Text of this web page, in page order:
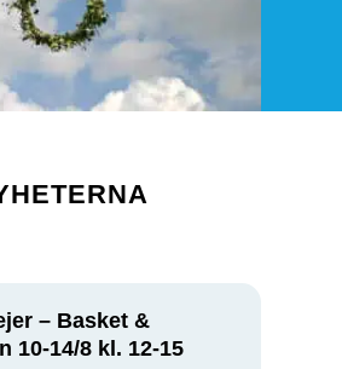
– Basket &
10-14/8 kl. 12-15